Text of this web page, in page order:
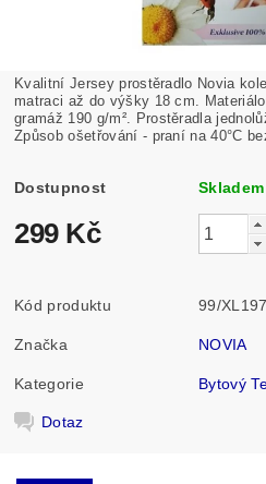
Kvalitní Jersey prostěradlo Novia
matraci až do výšky 18 cm.
gramáž 190 g/m². Prostěradla
Způsob ošetřování - praní na40°C
Dostupnost Skladem
299 Kč
Kód produktu 99/XL197
Značka NOVIA
Kategorie Bytový
Dotaz